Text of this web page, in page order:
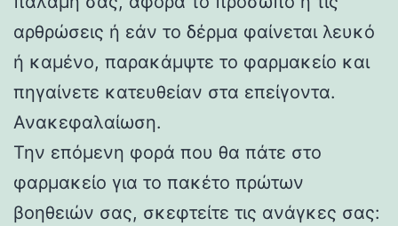
αρθρώσεις ή εάν το δέρμα φαίνεται λευκό
ή καμένο, παρακάμψτε το φαρμακείο και
πηγαίνετε κατευθείαν στα επείγοντα.
Ανακεφαλαίωση.
Την επόμενη φορά που θα πάτε στο
φαρμακείο για το πακέτο πρώτων
βοηθειών σας, σκεφτείτε τις ανάγκες σας: